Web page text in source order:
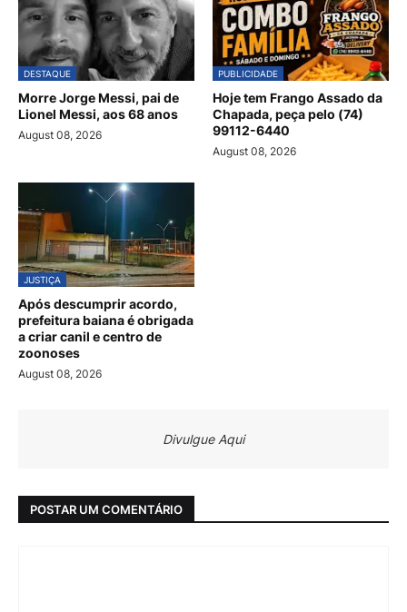
DESTAQUE
Morre Jorge Messi, pai de
Lionel Messi, aos 68 anos
August 08, 2026
PUBLICIDADE
Hoje tem Frango Assado da
Chapada, peça pelo (74)
99112-6440
August 08, 2026
JUSTIÇA
Após descumprir acordo,
prefeitura baiana é obrigada
a criar canil e centro de
zoonoses
August 08, 2026
Divulgue Aqui
POSTAR UM COMENTÁRIO